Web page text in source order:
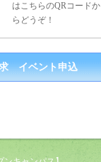
はこちらのQRコードか
らどうぞ！
イベント申込